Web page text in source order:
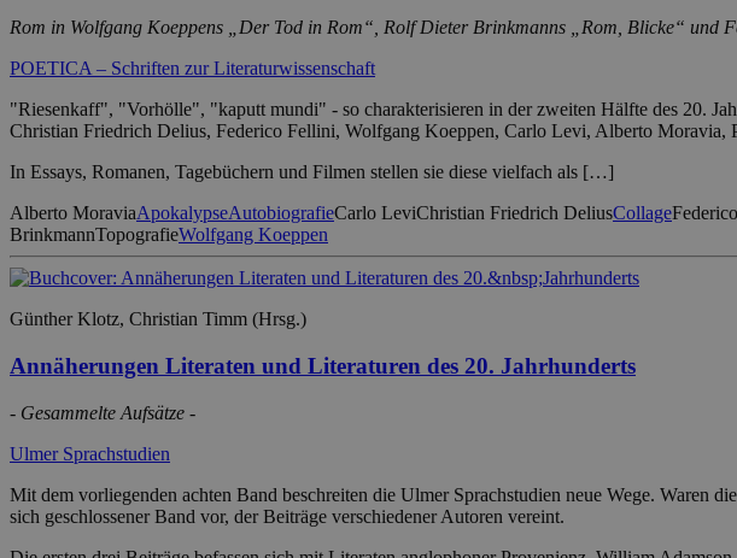
Rom in Wolfgang Koeppens „Der Tod in Rom“, Rolf Dieter Brinkmanns „Rom, Blicke“ und
POETICA – Schriften zur Literaturwissenschaft
"Riesenkaff", "Vorhölle", "kaputt mundi" - so charakterisieren in der zweiten Hälfte des 20.
Christian Friedrich Delius, Federico Fellini, Wolfgang Koeppen, Carlo Levi, Alberto Moravia,
In Essays, Romanen, Tagebüchern und Filmen stellen sie diese vielfach als […]
Alberto MoraviaApokalypseAutobiografieCarlo LeviChristian Friedrich DeliusCollage
BrinkmannTopografieWolfgang Koeppen
Günther Klotz, Christian Timm (Hrsg.)
Annäherungen Literaten und Literaturen des 20. Jahrhunderts
- Gesammelte Aufsätze -
Ulmer Sprachstudien
Mit dem vorliegenden achten Band beschreiten die Ulmer Sprachstudien neue Wege. Waren
sich geschlossener Band vor, der Beiträge verschiedener Autoren vereint.